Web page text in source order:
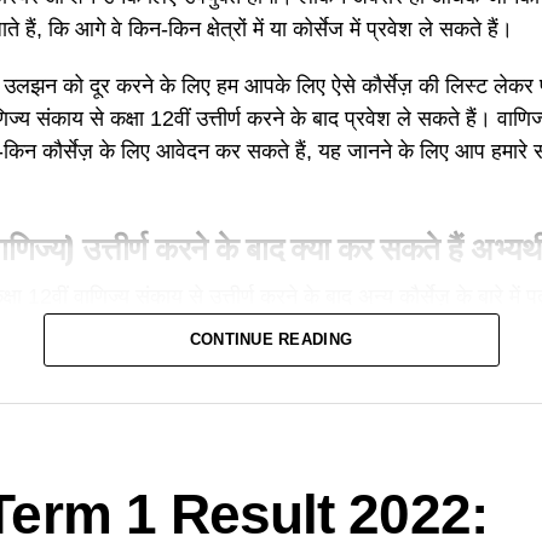
हैं, कि आगे वे किन-किन क्षेत्रों में या कोर्सेज में प्रवेश ले सकते हैं।
उलझन को दूर करने के लिए हम आपके लिए ऐसे कौर्सेज़ की लिस्ट लेकर
संकाय से कक्षा 12वीं उत्तीर्ण करने के बाद प्रवेश ले सकते हैं।
किन कौर्सेज़ के लिए आवेदन कर सकते हैं, यह जानने के लिए आप
उत्तीर्ण करने के बाद क्या कर सकते हैं
कौर्सेज़ को चुनते हैं। आइए जानते हैं अभ्यर्थी कक्षा 12वीं (वाणिज्य) के
सकते हैं-
कर सकते हैं। यह एक त्रिवर्षीय स्नातक कोर्स है। आपको बता दें,
CONTINUE READING
1 Result 2022: